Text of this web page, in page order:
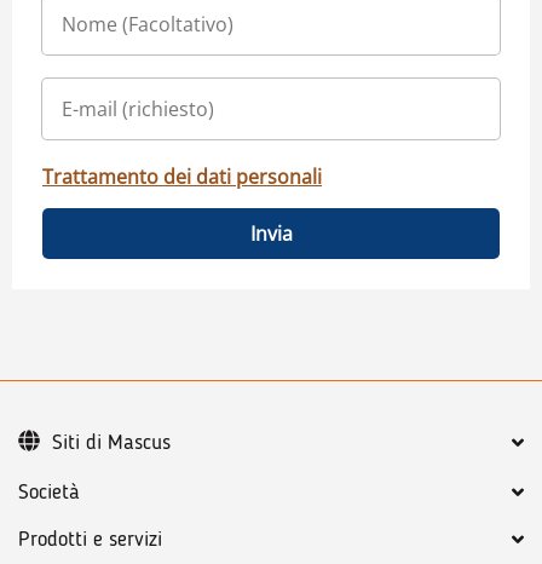
Trattamento dei dati personali
Invia
Società
Prodotti e servizi
Siti di Mascus